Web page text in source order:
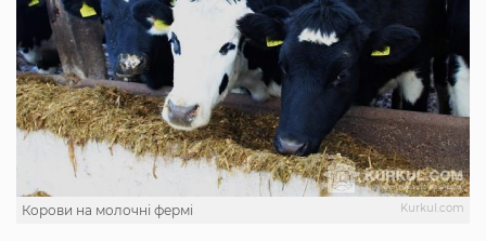
Kurkul.com
Корови на молочні фермі